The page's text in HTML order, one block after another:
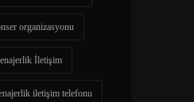
organizasyonu
İletişim
iletişim telefonu